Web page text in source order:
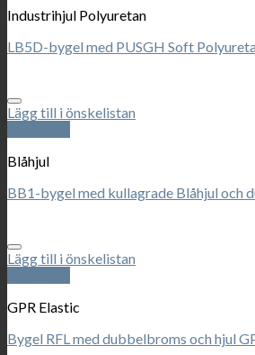
Industrihjul Polyuretan
LB5D-bygel med PUSGH Soft
Lägg till i önskelistan
Blåhjul
BB1-bygel med kullagrade Blåhjul och
Lägg till i önskelistan
GPR Elastic
Bygel RFL med dubbelbroms och hjul